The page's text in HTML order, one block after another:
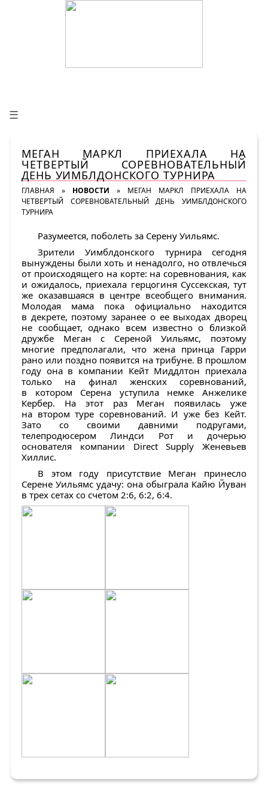
☰
МЕГАН МАРКЛ ПРИЕХАЛА НА
ЧЕТВЕРТЫЙ СОРЕВНОВАТЕЛЬНЫЙ
ДЕНЬ УИМБЛДОНСКОГО ТУРНИРА
ГЛАВНАЯ » НОВОСТИ » МЕГАН МАРКЛ ПРИЕХАЛА НА
ЧЕТВЕРТЫЙ СОРЕВНОВАТЕЛЬНЫЙ ДЕНЬ УИМБЛДОНСКОГО
ТУРНИРА
Разумеется, поболеть за Серену Уильямс.
Зрители Уимблдонского турнира сегодня
вынуждены были хоть и ненадолго, но отвлечься
от происходящего на корте: на соревнования, как
и ожидалось, приехала герцогиня Суссекская, тут
же оказавшаяся в центре всеобщего внимания.
Молодая мама пока официально находится
в декрете, поэтому заранее о ее выходах дворец
не сообщает, однако всем известно о близкой
дружбе Меган с Сереной Уильямс, поэтому
многие предполагали, что жена принца Гарри
рано или поздно появится на трибуне. В прошлом
году она в компании Кейт Миддлтон приехала
только на финал женских соревнований,
в котором Серена уступила немке Анжелике
Кербер. На этот раз Меган появилась уже
на втором туре соревнований. И уже без Кейт.
Зато со своими давними подругами,
телепродюсером Линдси Рот и дочерью
основателя компании Direct Supply Женевьев
Хиллис.
В этом году присутствие Меган принесло
Серене Уильямс удачу: она обыграла Кайю Йуван
в трех сетах со счетом 2:6, 6:2, 6:4.